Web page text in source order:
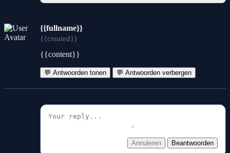
{{fullname}}
{{created}}
{{content}}
💬 Antwoorden tonen 💬 Antwoorden verbergen
Annuleren Beantwoorden